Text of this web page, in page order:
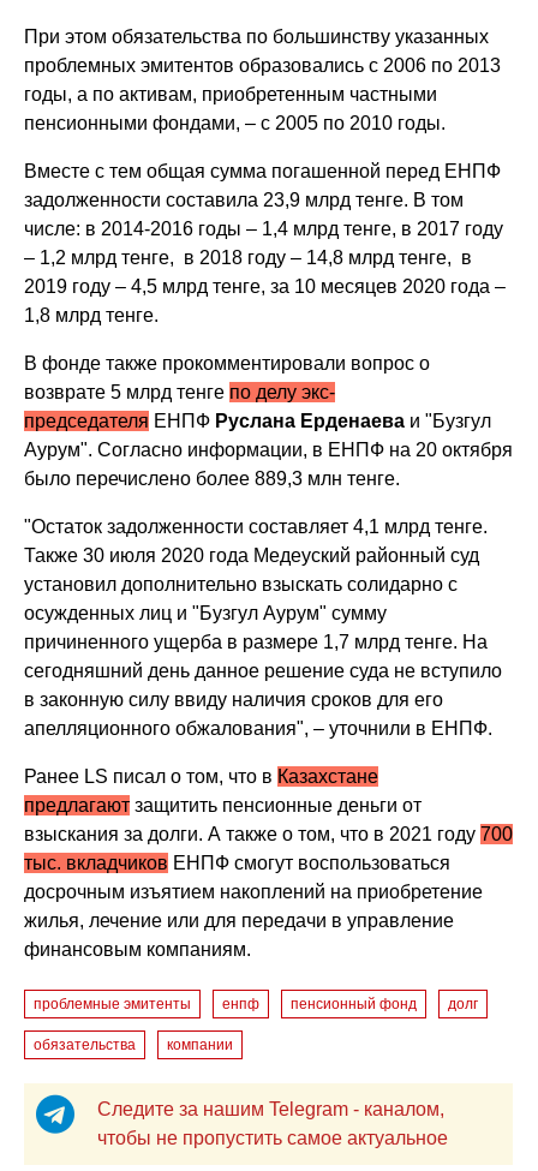
При этом обязательства по большинству указанных
проблемных эмитентов образовались с 2006 по 2013
годы, а по активам, приобретенным частными
пенсионными фондами, – с 2005 по 2010 годы.
Вместе с тем общая сумма погашенной перед ЕНПФ
задолженности составила 23,9 млрд тенге. В том
числе: в 2014-2016 годы – 1,4 млрд тенге, в 2017 году
– 1,2 млрд тенге, в 2018 году – 14,8 млрд тенге, в
2019 году – 4,5 млрд тенге, за 10 месяцев 2020 года –
1,8 млрд тенге.
В фонде также прокомментировали вопрос о
возврате 5 млрд тенге по делу экс-
председателя ЕНПФ Руслана Ерденаева и "Бузгул
Аурум". Согласно информации, в ЕНПФ на 20 октября
было перечислено более 889,3 млн тенге.
"Остаток задолженности составляет 4,1 млрд тенге.
Также 30 июля 2020 года Медеуский районный суд
установил дополнительно взыскать солидарно с
осужденных лиц и "Бузгул Аурум" сумму
причиненного ущерба в размере 1,7 млрд тенге. На
сегодняшний день данное решение суда не вступило
в законную силу ввиду наличия сроков для его
апелляционного обжалования", – уточнили в ЕНПФ.
Ранее LS писал о том, что в Казахстане
предлагают защитить пенсионные деньги от
взыскания за долги. А также о том, что в 2021 году700
тыс. вкладчиков ЕНПФ смогут воспользоваться
досрочным изъятием накоплений на приобретение
жилья, лечение или для передачи в управление
финансовым компаниям.
проблемные эмитенты енпф пенсионный фонд долг
обязательства компании
Следите за нашим Telegram - каналом,
чтобы не пропустить самое актуальное